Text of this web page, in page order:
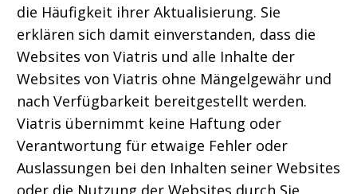
die Häufigkeit ihrer Aktualisierung. Sie
erklären sich damit einverstanden, dass die
Websites von Viatris und alle Inhalte der
Websites von Viatris ohne Mängelgewähr und
nach Verfügbarkeit bereitgestellt werden.
Viatris übernimmt keine Haftung oder
Verantwortung für etwaige Fehler oder
Auslassungen bei den Inhalten seiner Websites
oder die Nutzung der Websites durch Sie.